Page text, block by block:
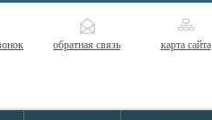
обратная связь карта сайта